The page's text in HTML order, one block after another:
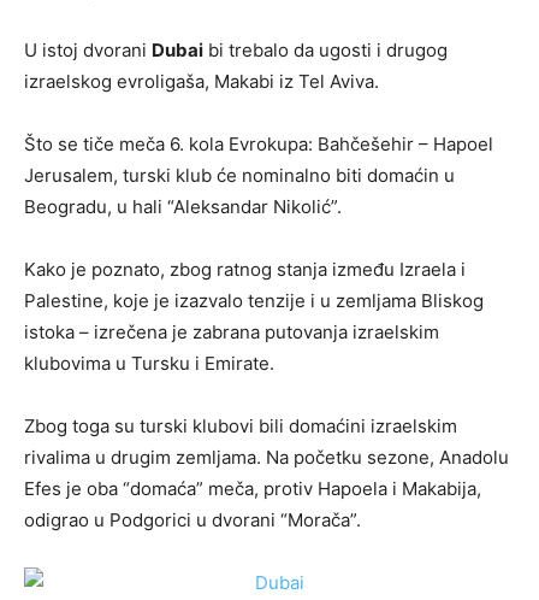
U istoj dvorani Dubai bi trebalo da ugosti i drugog
izraelskog evroligaša, Makabi iz Tel Aviva.
Što se tiče meča 6. kola Evrokupa: Bahčešehir – Hapoel
Jerusalem, turski klub će nominalno biti domaćin u
Beogradu, u hali “Aleksandar Nikolić”.
Kako je poznato, zbog ratnog stanja između Izraela i
Palestine, koje je izazvalo tenzije i u zemljama Bliskog
istoka – izrečena je zabrana putovanja izraelskim
klubovima u Tursku i Emirate.
Zbog toga su turski klubovi bili domaćini izraelskim
rivalima u drugim zemljama. Na početku sezone, Anadolu
Efes je oba “domaća” meča, protiv Hapoela i Makabija,
odigrao u Podgorici u dvorani “Morača”.